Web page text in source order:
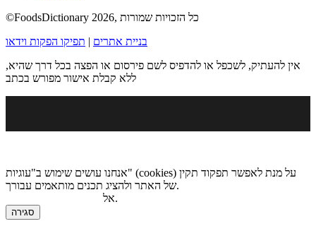
©FoodsDictionary 2026, כל הזכויות שמורות
בניית אתרים | תפיקו הפקות וידאו
אין להעתיק, לשכפל או להדפיס לשם פירסום או הפצה בכל דרך שהיא,
ללא קבלת אישור מפורש בכתב
אנחנו עושים שימוש ב"עוגיות" (cookies) על מנת לאפשר תפקוד תקין
של האתר ולהציג תכנים מותאמים עבורך.
אל.
סגירה